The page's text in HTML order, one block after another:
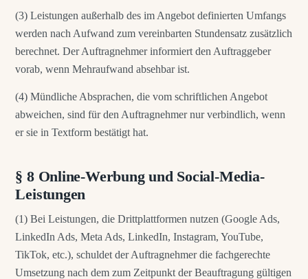
(3) Leistungen außerhalb des im Angebot definierten Umfangs
werden nach Aufwand zum vereinbarten Stundensatz zusätzlich
berechnet. Der Auftragnehmer informiert den Auftraggeber
vorab, wenn Mehraufwand absehbar ist.
(4) Mündliche Absprachen, die vom schriftlichen Angebot
abweichen, sind für den Auftragnehmer nur verbindlich, wenn
er sie in Textform bestätigt hat.
§ 8 Online-Werbung und Social-Media-
Leistungen
(1) Bei Leistungen, die Drittplattformen nutzen (Google Ads,
LinkedIn Ads, Meta Ads, LinkedIn, Instagram, YouTube,
TikTok, etc.), schuldet der Auftragnehmer die fachgerechte
Umsetzung nach dem zum Zeitpunkt der Beauftragung gültigen